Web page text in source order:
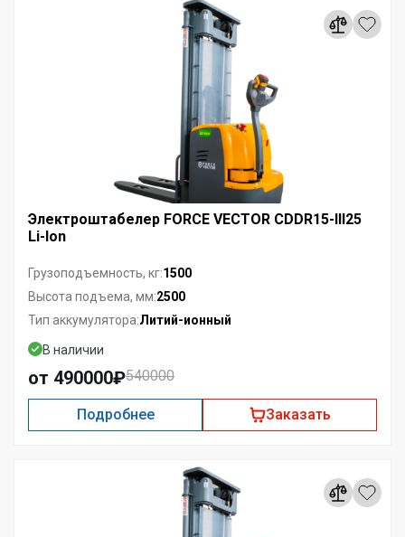
Электроштабелер FORCE VECTOR CDDR15-III25
Li-Ion
Грузоподъемность, кг:1500
Высота подъема, мм:2500
Тип аккумулятора:Литий-ионный
В наличии
от 490000₽540000
Подробнее Заказать